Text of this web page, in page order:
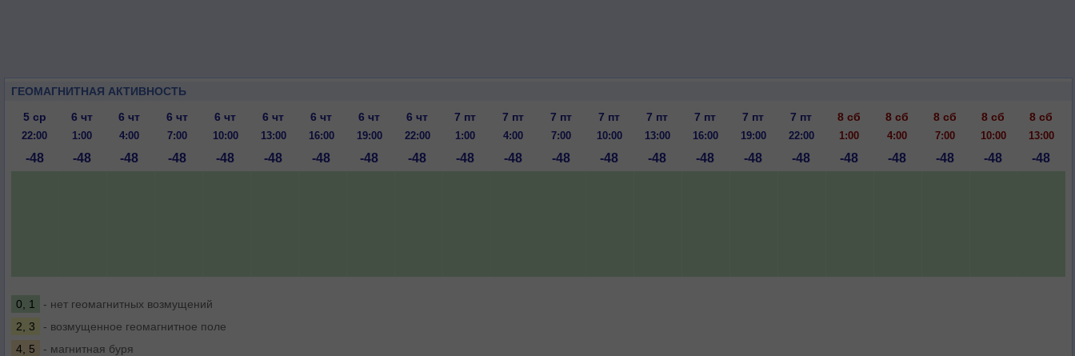
ГЕОМАГНИТНАЯ АКТИВНОСТЬ
5 ср
6 чт 6 чт 6 чт 6 чт 6 чт 6 чт 6 чт 6 чт 7 пт 7 пт 7 пт 7 пт 7 пт 7 пт 7 пт 7 пт 8 сб 8 сб 8 сб 8 сб 8 сб
22:00 1:00 4:00 7:00 10:00 13:00 16:00 19:00 22:00 1:00 4:00 7:00 10:00 13:00 16:00 19:00 22:00 1:00 4:00 7:00 10:00 13:00
-48 -48 -48 -48 -48 -48 -48 -48 -48 -48 -48 -48 -48 -48 -48 -48 -48 -48 -48 -48 -48 -48
0, 1
- нет геомагнитных возмущений
2, 3
- возмущенное геомагнитное поле
4, 5
- магнитная буря